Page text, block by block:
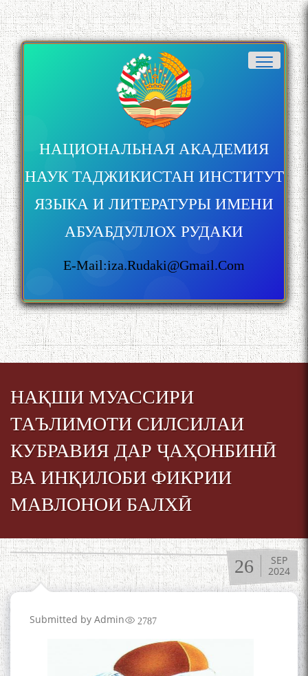
НАЦИОНАЛЬНАЯ АКАДЕМИЯ
НАУК ТАДЖИКИСТАН ИНСТИТУТ
ЯЗЫКА И ЛИТЕРАТУРЫ ИМЕНИ
АБУАБДУЛЛОХ РУДАКИ
E-Mail:iza.rudaki@gmail.com
НАҚШИ МУАССИРИ
ТАЪЛИМОТИ СИЛСИЛАИ
КУБРАВИЯ ДАР ҶАҲОНБИНӢ
ВА ИНҚИЛОБИ ФИКРИИ
МАВЛОНОИ БАЛХӢ
26
SEP
2024
Submitted by Admin 2787